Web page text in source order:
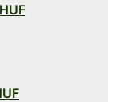
HUF إلى SGD
HUF إلى INR